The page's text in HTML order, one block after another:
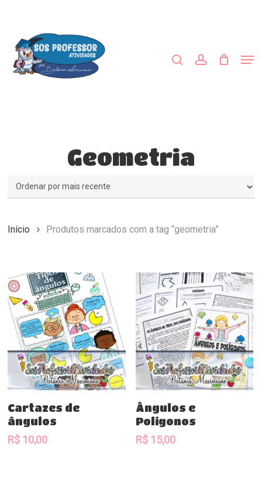
content
Geometria
Início Produtos marcados com a tag “geometria”
Comprar
Cartazes de
ângulos
R$ 10,00
Ângulos e
Polígonos
R$15,00